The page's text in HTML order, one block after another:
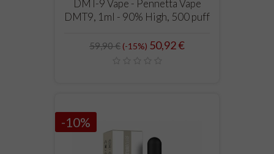
DMT-9 Vape - Pennetta Vape
DMT9, 1ml - 90% High, 500 puff
Prezzo
59,90 € -15% Prezzo
50,92 €
-10%